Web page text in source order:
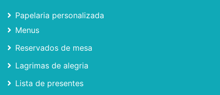
Papelaria personalizada
Menus
Reservados de mesa
Lagrimas de alegria
Lista de presentes